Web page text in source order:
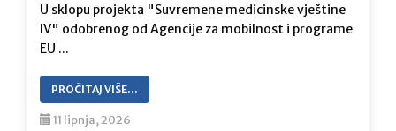
U sklopu projekta "Suvremene medicinske vještine
lV" odobrenog od Agencije za mobilnost i programe
EU ...
PROČITAJ VIŠE…
11 lipnja, 2026